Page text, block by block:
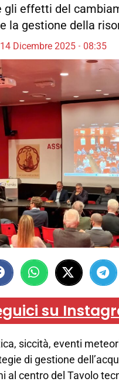
gli effetti del
la gestione della
14 Dicembre 2025 08:35
su
siccità, eventi
di gestione
al centro del Tavolo